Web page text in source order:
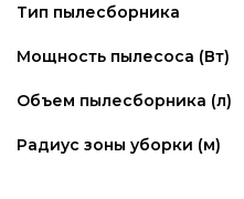
Тип пылесборника
Мощность пылесоса (Вт)
Объем пылесборника (л)
Радиус зоны уборки (м)